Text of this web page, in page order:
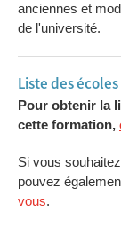
anciennes et
de l'université.
Liste des
Pour obtenir la
cette formation,
Si vous
pouvez
vous.